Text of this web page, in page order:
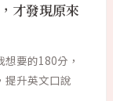
才發現原來
要的180分，
提升英文口說